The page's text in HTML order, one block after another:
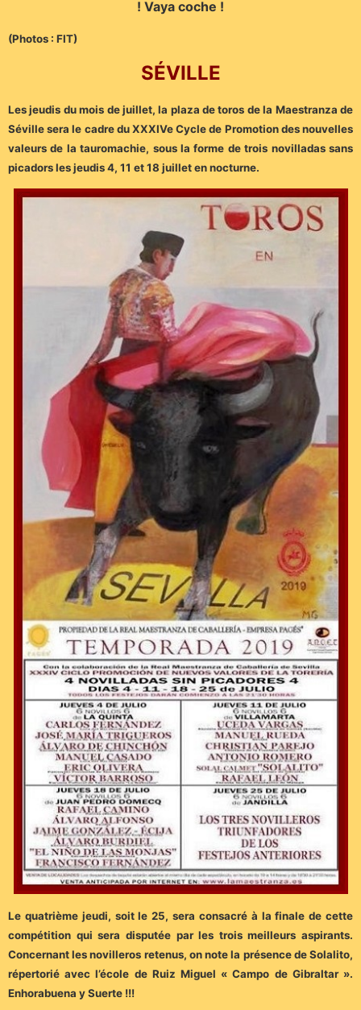
! Vaya coche !
(Photos : FIT)
SÉVILLE
Les jeudis du mois de juillet, la plaza de toros de la Maestranza de
Séville sera le cadre du XXXIVe Cycle de Promotion des nouvelles
valeurs de la tauromachie, sous la forme de trois novilladas sans
picadors les jeudis 4, 11 et 18 juillet en nocturne.
Le quatrième jeudi, soit le 25, sera consacré à la finale de cette
compétition qui sera disputée par les trois meilleurs aspirants.
Concernant les novilleros retenus, on note la présence de Solalito,
répertorié avec l’école de Ruiz Miguel « Campo de Gibraltar ».
Enhorabuena y Suerte !!!